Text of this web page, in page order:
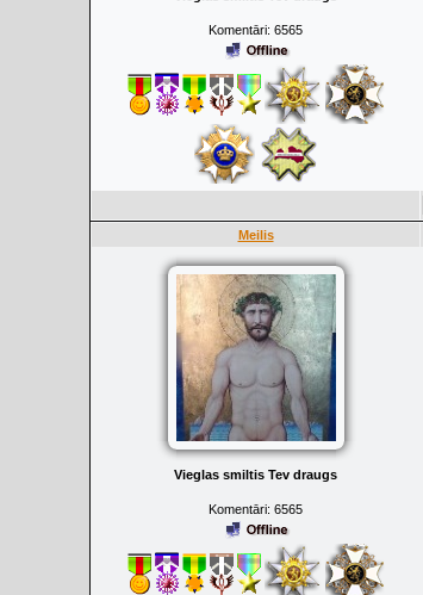
Komentāri: 6565
Meilis
Vieglas smiltis Tev draugs
Komentāri: 6565